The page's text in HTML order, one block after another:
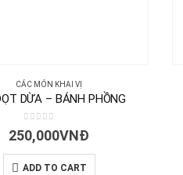
CÁC MÓN KHAI VỊ
DỪA – BÁNH PHỒNG
0out of 5
250,000VNĐ
ADD TO CART